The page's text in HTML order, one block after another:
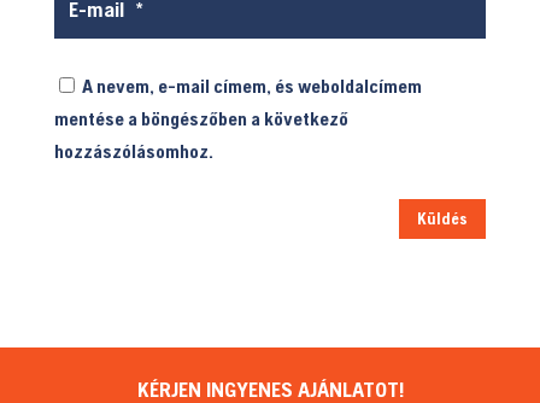
A nevem, e-mail címem, és weboldalcímem
mentése a böngészőben a következő
hozzászólásomhoz.
Küldés
KÉRJEN INGYENES AJÁNLATOT!